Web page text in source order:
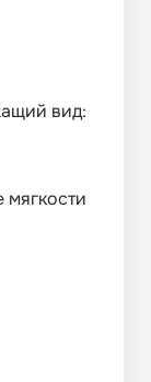
вид:
мягкости